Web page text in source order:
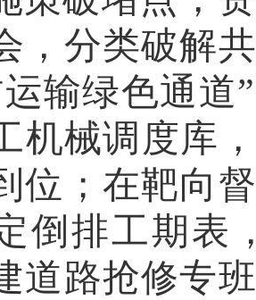
，分类破解
输绿色通道
机械调度库
位；在靶向
倒排工期表
道路抢修专